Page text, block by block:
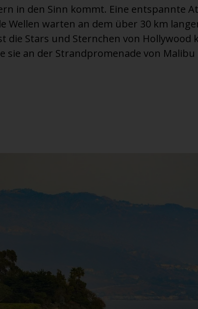
in den Sinn kommt. Eine entspannte
Wellen warten an dem über 30 km
die Stars und Sternchen von Hollywood
sie an der Strandpromenade von Malibu